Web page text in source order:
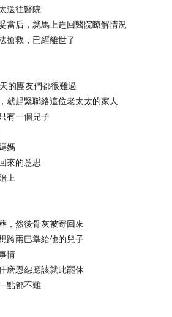
送往醫院
當后，就馬上趕回醫院瞭解情況
搶救，已經離世了
的團友們都很難過
就趕緊聯絡這位老太太的家人
有一個兒子
媽
來的意思
上
，然後骨灰被寄回來
跨兩巴掌給他的兒子
情
麽恩怨應該就此罷休
點都不難